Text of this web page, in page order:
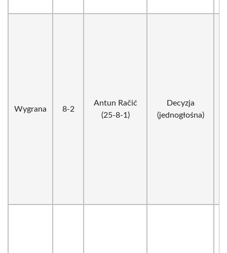
Wygrana 8-2
Antun Račić
(25-8-1)
Decyzja
(jednogłośna)